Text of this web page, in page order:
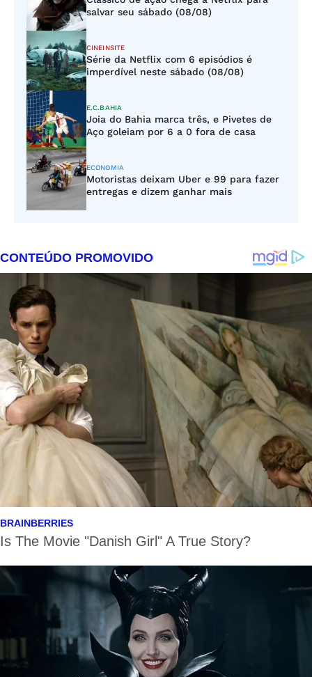
salvar seu sábado (08/08)
CINEINSITE
Série da Netflix com 6 episódios é
imperdível neste sábado (08/08)
E.C.BAHIA
Joia do Bahia marca três, e Pivetes de
Aço goleiam por 6 a 0 fora de casa
ECONOMIA
Motoristas deixam Uber e 99 para fazer
entregas e dizem ganhar mais